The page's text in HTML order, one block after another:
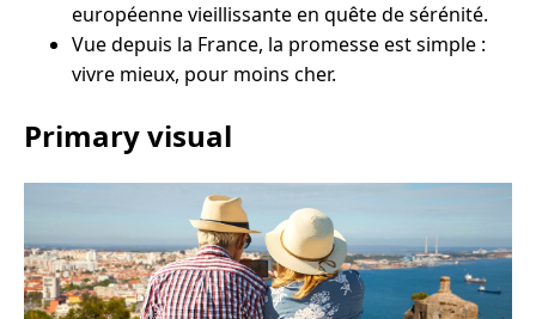
européenne vieillissante en quête de sérénité.
Vue depuis la France, la promesse est simple :
vivre mieux, pour moins cher.
Primary visual